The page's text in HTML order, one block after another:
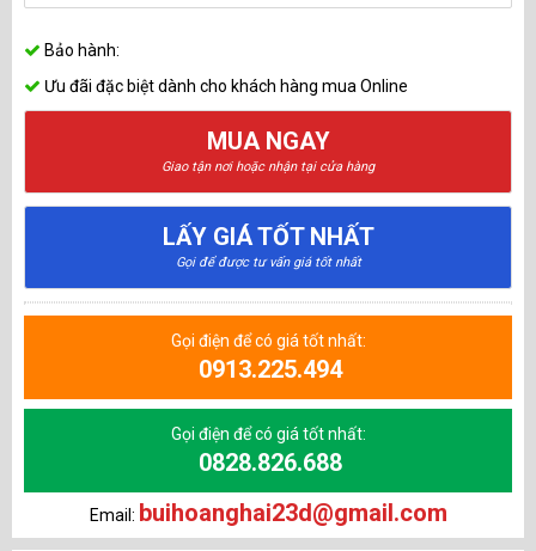
Bảo hành:
Ưu đãi đặc biệt dành cho khách hàng mua Online
MUA NGAY
Giao tận nơi hoặc nhận tại cửa hàng
LẤY GIÁ TỐT NHẤT
Gọi để được tư vấn giá tốt nhất
Gọi điện để có giá tốt nhất:
0913.225.494
Gọi điện để có giá tốt nhất:
0828.826.688
Email: buihoanghai23d@gmail.com